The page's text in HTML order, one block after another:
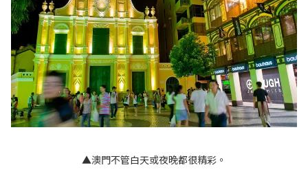
▲澳門不管白天或夜晚都很精彩。